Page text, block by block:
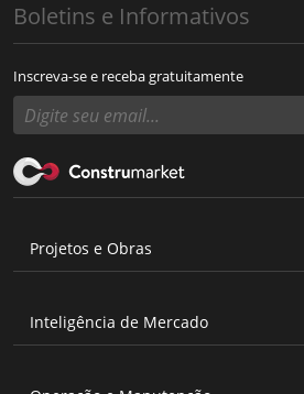
Boletins e Informativos
Inscreva-se e receba gratuitamente
Projetos e Obras
Inteligência de Mercado